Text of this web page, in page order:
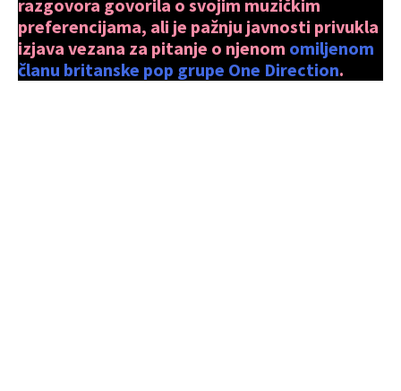
razgovora govorila o svojim muzičkim
preferencijama, ali je pažnju javnosti privukla
izjava vezana za pitanje o njenom omiljenom
članu britanske pop grupe One Direction.